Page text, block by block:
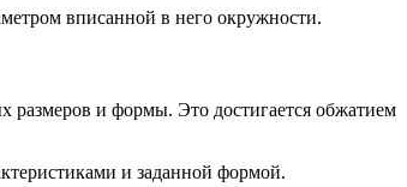
вписанной в него окружности.
размеров и формы. Это достигается обжатием
и заданной формой.